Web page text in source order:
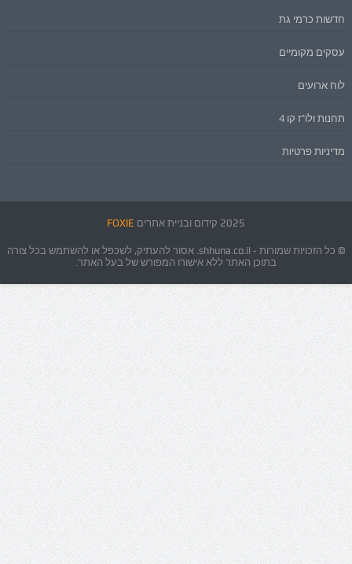
חדשות כרמי גת
עסקים מקומיים
לוח ארועים
תחנות ולו"ז קו 4
מדיניות פרטיות
2025 קידום ובניית אתרים FOXIE
© כל הזכויות שמורות - shhuna.co.il. אסור להעתיק, לשכפל או להשתמש בכל צורה
בתוכן האתר ללא אישורו המפורש של בעל האתר.